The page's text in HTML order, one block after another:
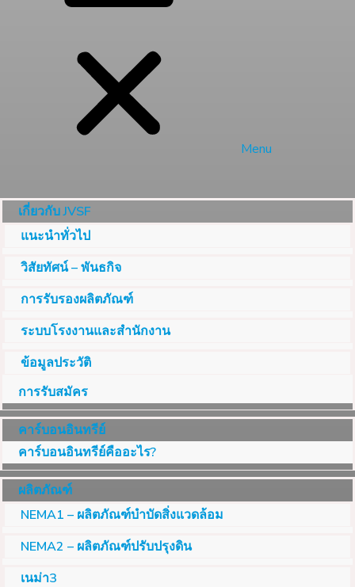
Menu
เกี่ยวกับ JVSF
แนะนำทั่วไป
วิสัยทัศน์ – พันธกิจ
การรับรองผลิตภัณฑ์
ระบบโรงงานและสำนักงาน
ข้อมูลประวัติ
การรับสมัคร
คาร์บอนอินทรีย์
คาร์บอนอินทรีย์คืออะไร?
ผลิตภัณฑ์
NEMA1 – ผลิตภัณฑ์บำบัดสิ่งแวดล้อม
NEMA2 – ผลิตภัณฑ์ปรับปรุงดิน
เนม่า3